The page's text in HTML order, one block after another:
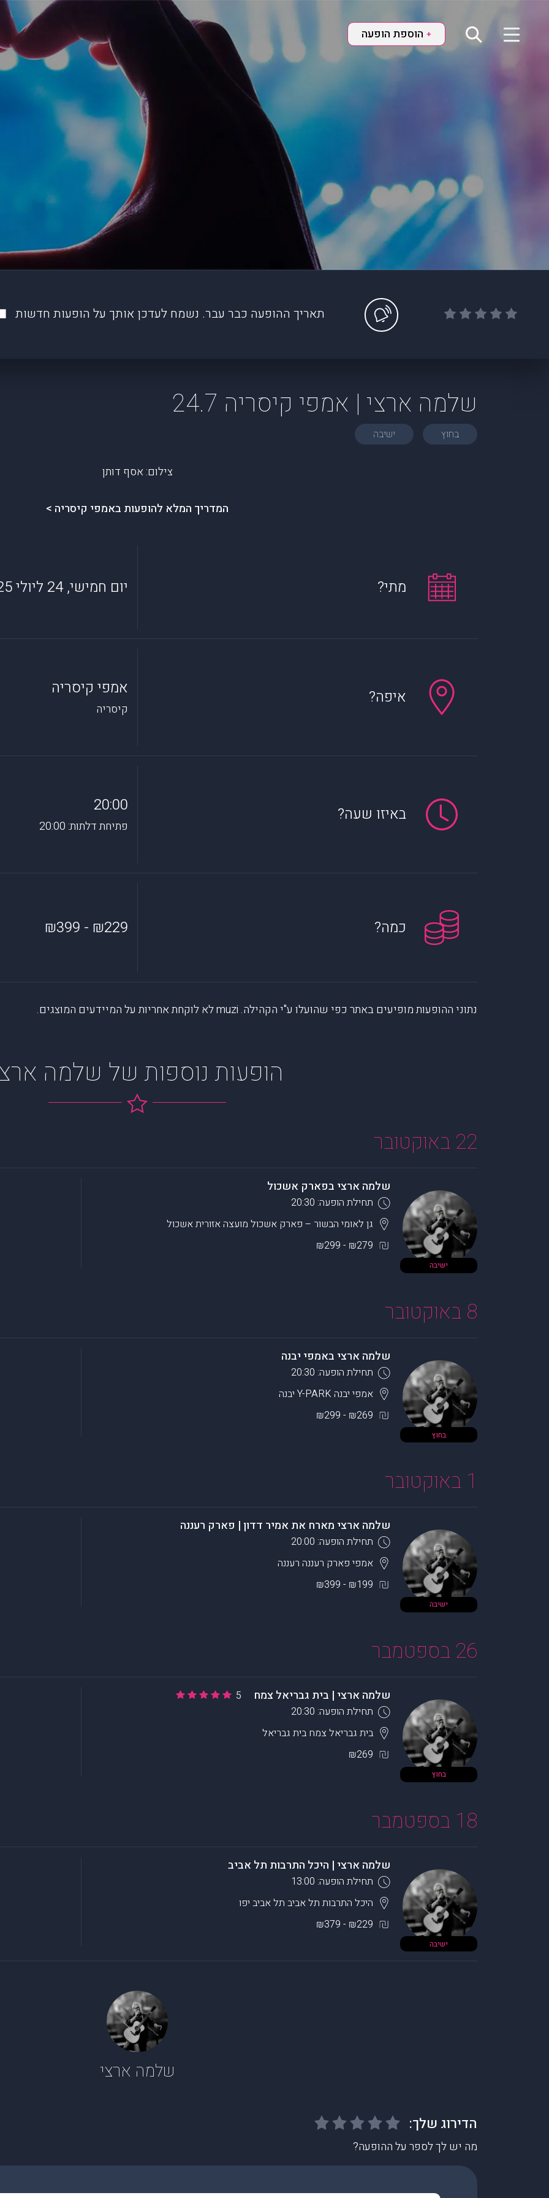
+ הוספת הופעה
תאריך ההופעה כבר עבר. נשמח לעדכן אותך על הופעות חדשות
שלמה ארצי | אמפי קיסריה 24.7
בחוץ ישיבה
צילום: אסף דותן
המדריך המלא להופעות באמפי קיסריה >
מתי? יום חמישי, 24 ליולי 2025
איפה? אמפי קיסריה
קיסריה
באיזו שעה? 20:00
פתיחת דלתות: 20:00
כמה? ₪229 - ₪399
נתוני ההופעות מופיעים באתר כפי שהועלו ע"י הקהילה. muzi לא לוקחת אחריות על המיידעים המוצגים.
הופעות נוספות של שלמה
22 באוקטובר
ישיבה
שלמה ארצי בפארק אשכול
תחילת הופעה: 20:30
גן לאומי הבשור – פארק אשכול מועצה אזורית אשכול
₪279 - ₪299
8 באוקטובר
בחוץ
שלמה ארצי באמפי יבנה
תחילת הופעה: 20:30
אמפי יבנה Y-PARK
יבנה
₪269 - ₪299
1 באוקטובר
ישיבה
שלמה ארצי מארח את אמיר דדון | פארק רעננה
תחילת הופעה: 20:00
אמפי פארק רעננה רעננה
₪199 - ₪399
26 בספטמבר
בחוץ
שלמה ארצי | בית גבריאל צמח
5
תחילת הופעה: 20:30
בית גבריאל צמח בית גבריאל
₪269
18 בספטמבר
ישיבה
שלמה ארצי | היכל התרבות תל אביב
תחילת הופעה: 13:00
היכל התרבות תל אביב תל אביב יפו
₪229 - ₪379
שלמה ארצי
מה יש לך לספר על ההופעה?